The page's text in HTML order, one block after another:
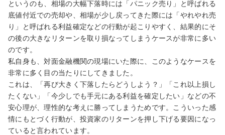
というのも、相場の大幅下落時には「パニック売り」と呼ばれる
底値付近での売却や、相場が少し戻ってきた際には「やれやれ売
り」と呼ばれる利益確定などの行動が起こりやすく、結果的にそ
の後の大きなリターンを取り損なってしまうケースが非常に多い
のです。
私自身も、対面金融機関の現場にいた際に、このようなケースを
非常に多く目の当たりにしてきました。
これは、「再び大きく下落したらどうしよう？」「これ以上損し
たくない」「今少しでも手元にある利益を確定したい」などの不
安心理が、理性的な考えに勝ってしまうためです。こういった感
情にもとづく行動が、投資家のリターンを押し下げる要因になっ
ていると言われています。